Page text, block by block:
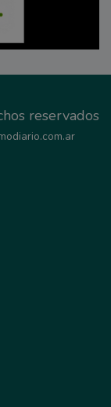
reservados